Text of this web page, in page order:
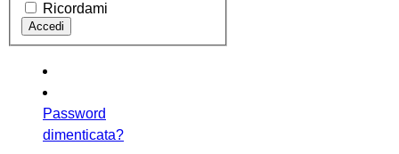
Ricordami
Password
dimenticata?